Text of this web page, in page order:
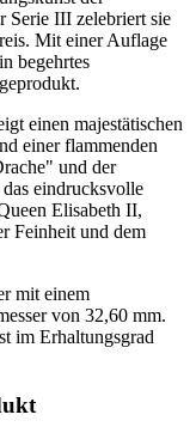
Serie III zelebriert sie
Mit einer Auflage
begehrtes
einen majestätischen
einer flammenden
und der
eindrucksvolle
Elisabeth II,
Feinheit und dem
mit einem
von 32,60 mm.
im Erhaltungsgrad